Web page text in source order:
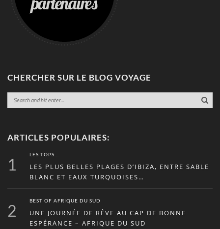
CHERCHER SUR LE BLOG VOYAGE
ARTICLES POPULAIRES:
1
LES TOPS...
LES PLUS BELLES PLAGES D’IBIZA, ENTRE SABLE
BLANC ET EAUX TURQUOISES…
2
BEST OF AFRIQUE DU SUD
UNE JOURNÉE DE RÊVE AU CAP DE BONNE
ESPÉRANCE – AFRIQUE DU SUD